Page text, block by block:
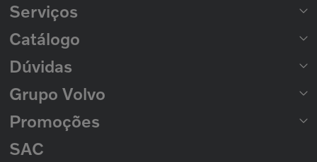
Peças para Caminhões
Peças para Ônibus
Serviços
Rede de Concessionárias
2ª Via de Boleto
Catálogo
Catálogo de Peças
Catálogo Nacional de Motores
Dúvidas
Formas de Pagamento
Prazo de Entrega
Trocas e Devoluções
Política de Privacidade
Cookies
Política de Garantias
Grupo Volvo
Seminovos Volvo
Volvo Caminhões
Volvo Ônibus
Grupo Volvo
Promoções
Promoção Nacional
SAC